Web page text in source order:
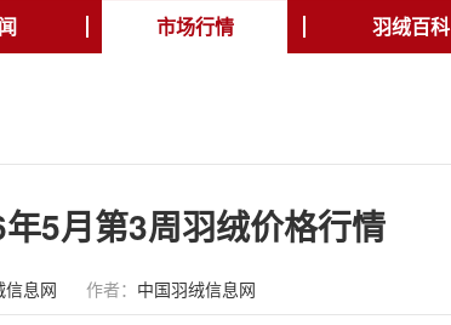
市场行情 羽绒百科
5月第3周羽绒价格行情
信息网 作者： 中国羽绒信息网